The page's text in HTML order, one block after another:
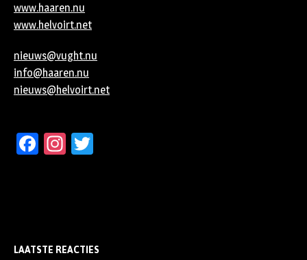
www.haaren.nu
www.helvoirt.net
nieuws@vught.nu
info@haaren.nu
nieuws@helvoirt.net
Facebook
Instagram
LAATSTE REACTIES